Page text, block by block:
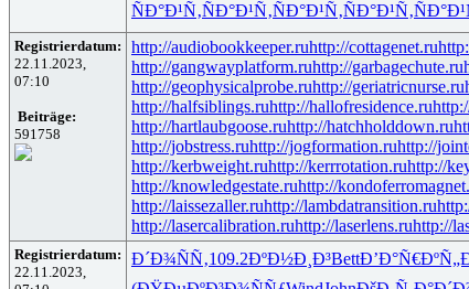
ÑÐ°Ð¹Ñ‚ÑÐ°Ð¹Ñ‚ÑÐ°Ð¹Ñ‚ÑÐ°Ð¹Ñ‚
Registrierdatum:
22.11.2023,
07:10
Beiträge:
591758
http://audiobookkeeper.ruhttp://cottagenet.ru
http://gangwayplatform.ruhttp://garbagechute.ru
http://geophysicalprobe.ruhttp://geriatricnurse.ru
http://halfsiblings.ruhttp://hallofresidence.ru
http://hartlaubgoose.ruhttp://hatchholddown.ru
http://jobstress.ruhttp://jogformation.ruhttp://
http://kerbweight.ruhttp://kerrrotation.ruhttp://
http://knowledgestate.ruhttp://
http://laissezaller.ruhttp://lambdatransition.ru
http://lasercalibration.ruhttp://laserlens.ruhttp://
Registrierdatum:
22.11.2023,
Ð´Ð¾ÑÑ‚109.2ÐºÐ½Ð¸Ð³BettÐ’Ð°Ñ€Ðº